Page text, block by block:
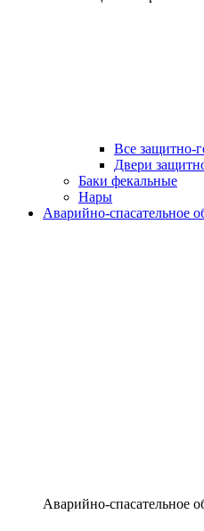
Все защитно-
Двери
Баки фекальные
Нары
Аварийно-спасательное
Аварийно-спасательное